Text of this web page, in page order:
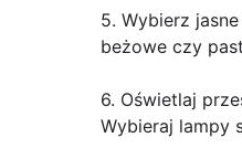
5. Wybierz
beżowe czy
6. Oświetlaj
Wybieraj lampy